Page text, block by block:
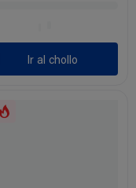
Ir al chollo